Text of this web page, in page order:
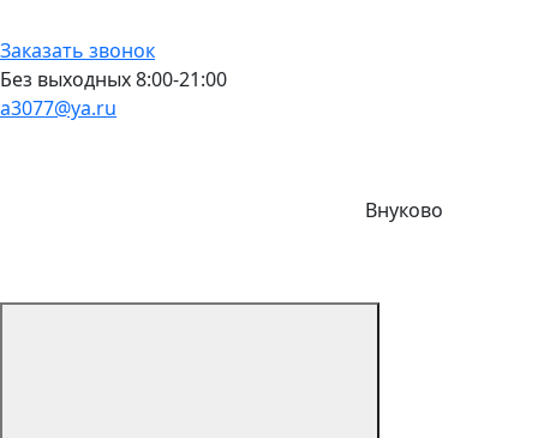
Заказать звонок
Без выходных 8:00-21:00
a3077@ya.ru
Внуково